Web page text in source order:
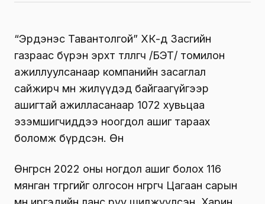
“Эрдэнэс Тавантолгой” ХК-д Засгийн
газраас бүрэн эрхт төлөөлөгч /БЭТ/ томилон
ажиллуулсанаар компанийн засаглал
сайжирч өмнө жилүүдэд байгаагүйгээр
ашигтай ажилласанаар 1072 хувьцаа
эзэмшигчиддээ ноогдол ашиг тараах
боломж бүрдсэн. Өнө
Өнгөрсөн 2022 оны ногдол ашиг болох 116
мянган төгрөгийг олгосон өнгөрөгч Цагаан сарын